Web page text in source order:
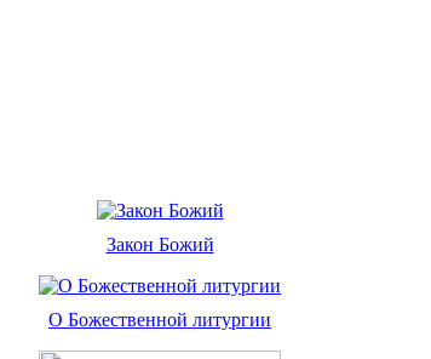
Закон Божий
О Божественной литургии